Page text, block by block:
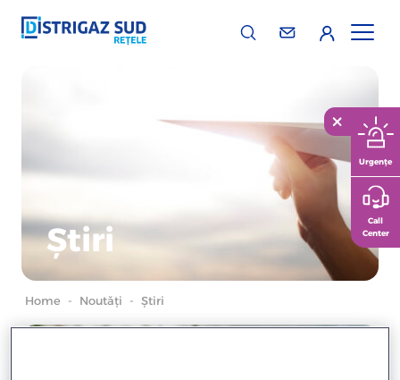
Știri
Home - Noutăți - Știri
Urgențe
Call
Center